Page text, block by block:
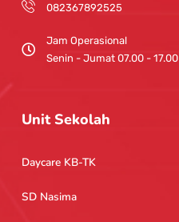
082367892525
Jam Operasional
Senin - Jumat 07.00 - 17.00
Unit Sekolah
Daycare KB-TK
SD Nasima